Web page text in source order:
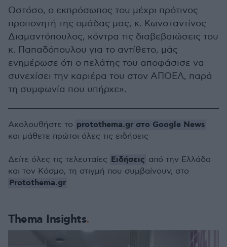
Ωστόσο, ο εκπρόσωπος του μέχρι πρότινος
προπονητή της ομάδας μας, κ. Κωνσταντίνος
Διαμαντόπουλος, κόντρα τις διαβεβαιώσεις του
κ. Παπαδόπουλου για το αντίθετο, μάς
ενημέρωσε ότι ο πελάτης του αποφάσισε να
συνεχίσει την καριέρα του στον ΑΠΟΕΛ, παρά
τη συμφωνία που υπήρχε».
Thema Insights
Ακολουθήστε το protothema.gr στο Google News
και μάθετε πρώτοι όλες τις ειδήσεις
Δείτε όλες τις τελευταίες Ειδήσεις από την Ελλάδα
και τον Κόσμο, τη στιγμή που συμβαίνουν, στο
Protothema.gr